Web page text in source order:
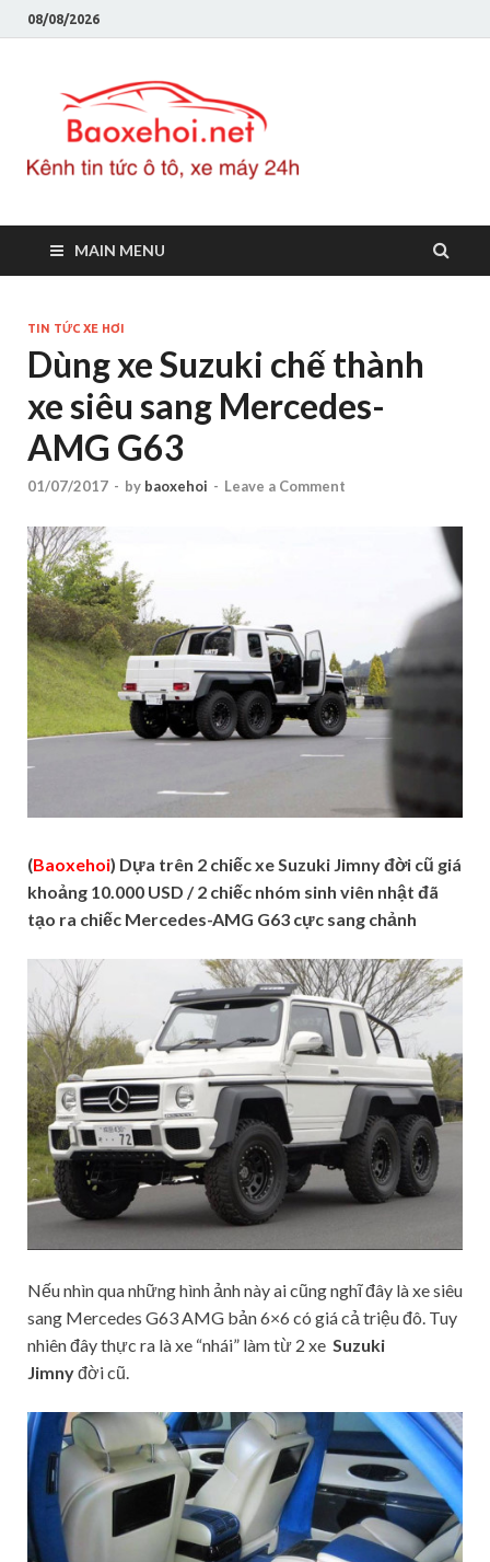
08/08/2026
MAIN MENU
TIN TỨC XE HƠI
Dùng xe Suzuki chế thành
xe siêu sang Mercedes-
AMG G63
01/07/2017 - by baoxehoi - Leave a Comment
(Baoxehoi) Dựa trên 2 chiếc xe Suzuki Jimny đời cũ giá
khoảng 10.000 USD / 2 chiếc nhóm sinh viên nhật đã
tạo ra chiếc Mercedes-AMG G63 cực sang chảnh
Nếu nhìn qua những hình ảnh này ai cũng nghĩ đây là xe siêu
sang Mercedes G63 AMG bản 6×6 có giá cả triệu đô. Tuy
nhiên đây thực ra là xe “nhái” làm từ 2 xe Suzuki
Jimnyđời cũ.